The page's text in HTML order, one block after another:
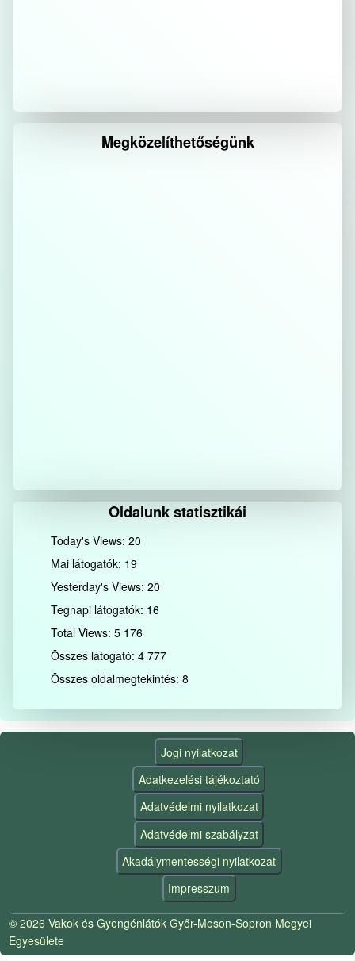
Megközelíthetőségünk
Oldalunk statisztikái
Today's Views:20
Mai látogatók: 19
Yesterday's Views:20
Tegnapi látogatók: 16
Total Views:5 176
Összes látogató:4 777
Összes oldalmegtekintés:8
Jogi nyilatkozat
Adatkezelési tájékoztató
Adatvédelmi nyilatkozat
Adatvédelmi szabályzat
Akadálymentességi nyilatkozat
Impresszum
© 2026 Vakok és Gyengénlátók Győr-Moson-Sopron Megyei
Egyesülete